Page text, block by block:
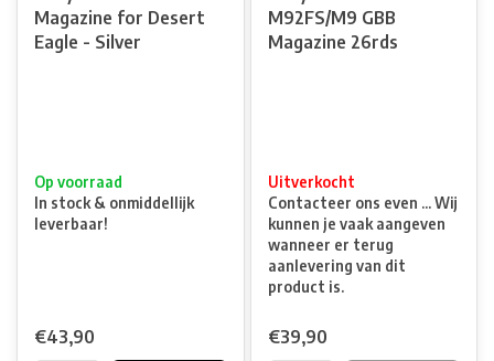
Magazine for Desert
Eagle - Silver
Op voorraad
In stock & onmiddellijk
leverbaar!
€43,90
M92FS/M9 GBB
Magazine 26rds
Uitverkocht
Contacteer ons even ... Wij
kunnen je vaak aangeven
wanneer er terug
aanlevering van dit
product is.
€39,90